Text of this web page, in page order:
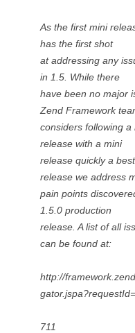
As the first mini
has the first shot
at addressing any
in 1.5. While there
have been no major
Zend Framework
considers following
release with a mini
release quickly a
release we address
pain points
1.5.0 production
release. A list of all
can be found at:
http://
711